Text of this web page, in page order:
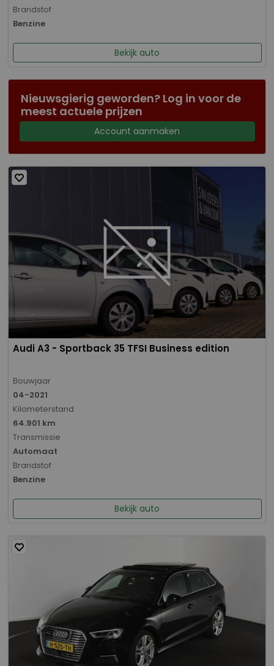
Brandstof
Benzine
Bekijk auto
Nieuwsgierig geworden? Log in voor de
meest actuele prijzen
Account aanmaken
Audi A3 - Sportback 35 TFSI Business edition
Bouwjaar
04-2021
Kilometerstand
64.901 km
Transmissie
Automaat
Brandstof
Benzine
Bekijk auto